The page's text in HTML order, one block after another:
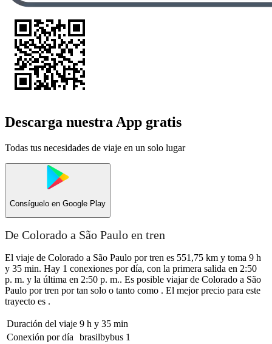
Descarga nuestra App gratis
Todas tus necesidades de viaje en un solo lugar
Consíguelo en Google Play
De Colorado a São Paulo en tren
El viaje de Colorado a São Paulo por tren es 551,75 km y toma 9 h
y 35 min. Hay 1 conexiones por día, con la primera salida en 2:50
p. m. y la última en 2:50 p. m.. Es posible viajar de Colorado a São
Paulo por tren por tan solo o tanto como . El mejor precio para este
trayecto es .
Duración del viaje 9 h y 35 min
Conexión por día
brasilbybus 1